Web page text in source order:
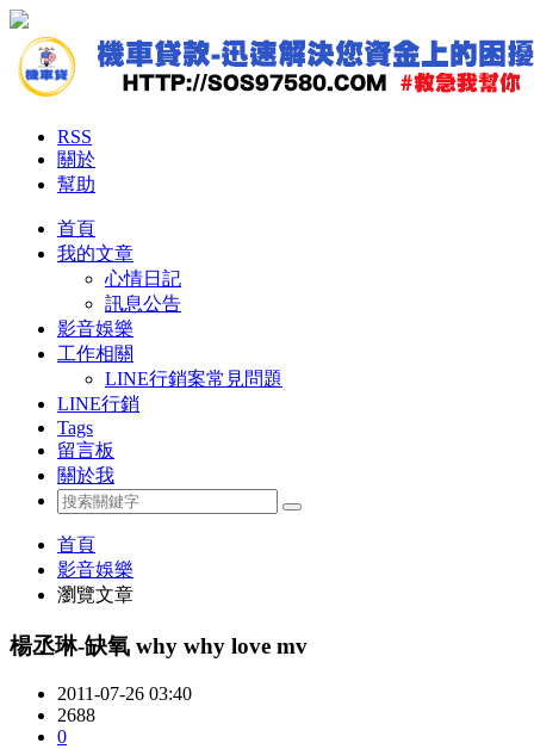
RSS
關於
幫助
首頁
我的文章
心情日記
訊息公告
影音娛樂
工作相關
LINE行銷案常見問題
LINE行銷
Tags
留言板
關於我
首頁
影音娛樂
瀏覽文章
楊丞琳-缺氧 why why love mv
2011-07-26 03:40
2688
0